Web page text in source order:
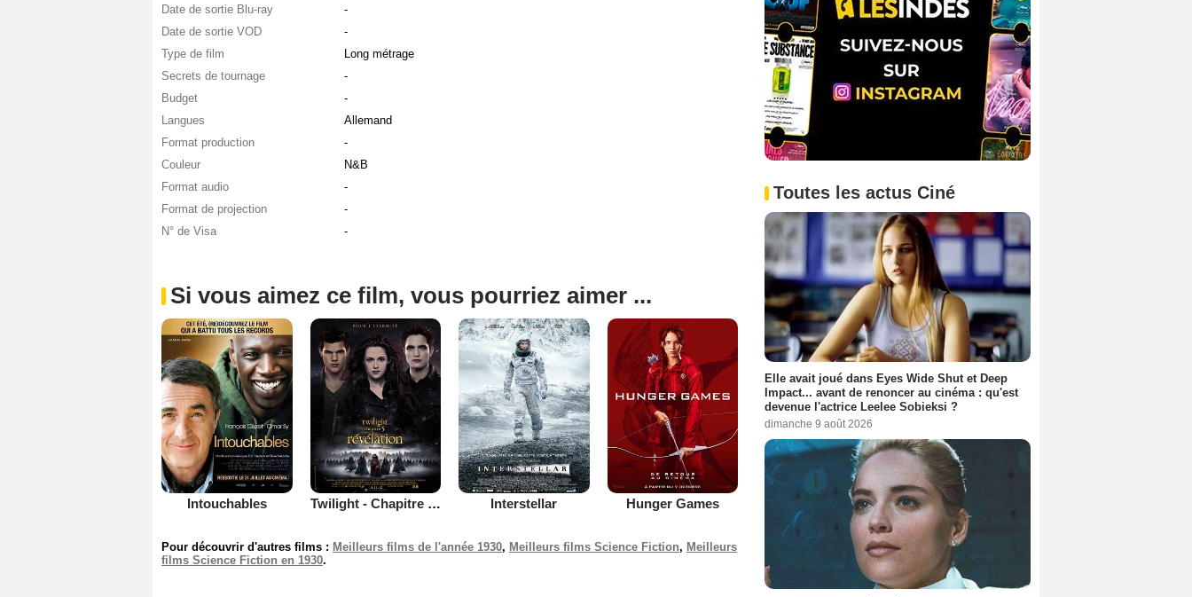
Date de sortie Blu-ray
-
Date de sortie VOD
-
Type de film
Long métrage
Secrets de tournage
-
Budget
-
Langues
Allemand
Format production
-
Couleur
N&B
Format audio
-
Format de projection
-
N° de Visa
-
Si vous aimez ce film, vous pourriez aimer ...
Intouchables Twilight - Chapitre 5 : Révélation 2e partie Interstellar Hunger Games
Pour découvrir d'autres films : Meilleurs films de l'année 1930, Meilleurs films Science Fiction, Meilleurs
films Science Fiction en 1930.
Toutes les actus Ciné
Elle avait joué dans Eyes Wide Shut et Deep
Impact... avant de renoncer au cinéma : qu'est
devenue l'actrice Leelee Sobieksi ?
dimanche 9 août 2026